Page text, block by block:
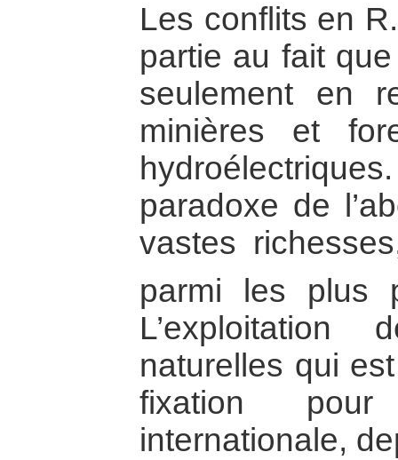
Les conflits en
partie au fait
seulement en
minières et
paradoxe de
vastes
parmi les plus
L’exploitation
naturelles qui
fixation
internationale,